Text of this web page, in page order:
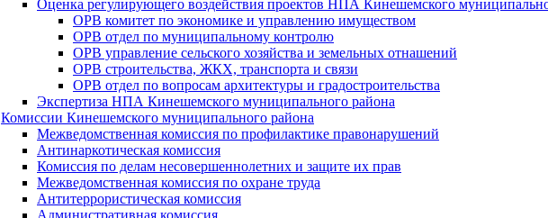
Оценка регулирующего воздействия проектов НПА Кинешемского
ОРВ комитет по экономике и управлению имуществом
ОРВ отдел по муниципальному контролю
ОРВ управление сельского хозяйства и земельных отнашений
ОРВ строительства, ЖКХ, транспорта и связи
ОРВ отдел по вопросам архитектуры и градостроительства
Экспертиза НПА Кинешемского муниципального района
Комиссии Кинешемского муниципального района
Межведомственная комиссия по профилактике правонарушений
Антинаркотическая комиссия
Комиссия по делам несовершеннолетних и защите их прав
Межведомственная комиссия по охране труда
Антитеррористическая комиссия
Административная комиссия